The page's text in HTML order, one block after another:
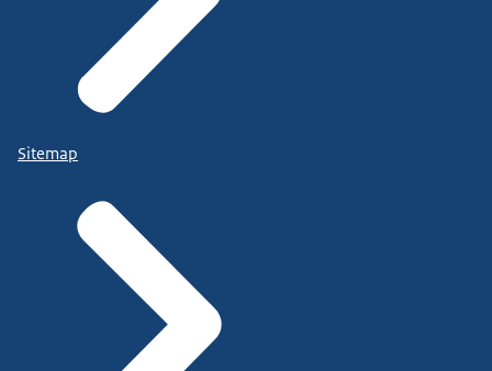
Sitemap